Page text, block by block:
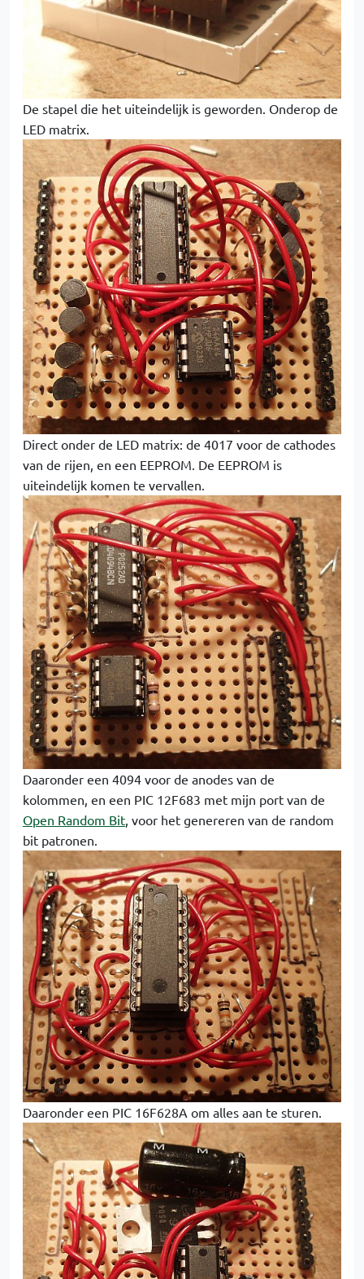
De stapel die het uiteindelijk is geworden. Onderop de
LED matrix.
Direct onder de LED matrix: de 4017 voor de cathodes
van de rijen, en een EEPROM. De EEPROM is
uiteindelijk komen te vervallen.
Daaronder een 4094 voor de anodes van de
kolommen, en een PIC 12F683 met mijn port van de
Open Random Bit , voor het genereren van de random
bit patronen.
Daaronder een PIC 16F628A om alles aan te sturen.